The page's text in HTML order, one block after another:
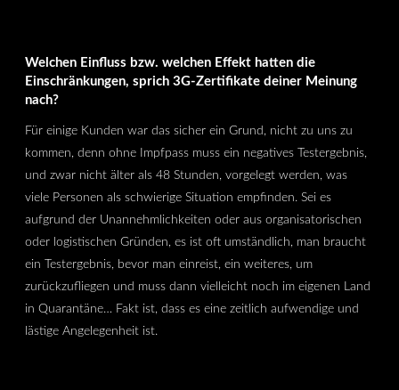
Welchen Einfluss bzw. welchen Effekt hatten die
Einschränkungen, sprich 3G-Zertifikate deiner Meinung
nach?
Für einige Kunden war das sicher ein Grund, nicht zu uns zu
kommen, denn ohne Impfpass muss ein negatives Testergebnis,
und zwar nicht älter als 48 Stunden, vorgelegt werden, was
viele Personen als schwierige Situation empfinden. Sei es
aufgrund der Unannehmlichkeiten oder aus organisatorischen
oder logistischen Gründen, es ist oft umständlich, man braucht
ein Testergebnis, bevor man einreist, ein weiteres, um
zurückzufliegen und muss dann vielleicht noch im eigenen Land
in Quarantäne… Fakt ist, dass es eine zeitlich aufwendige und
lästige Angelegenheit ist.